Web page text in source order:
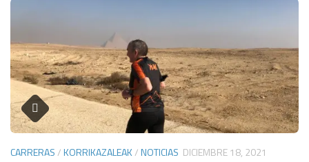
CARRERAS/KORRIKAZALEAK/NOTICIAS DICIEMBRE 18, 2021